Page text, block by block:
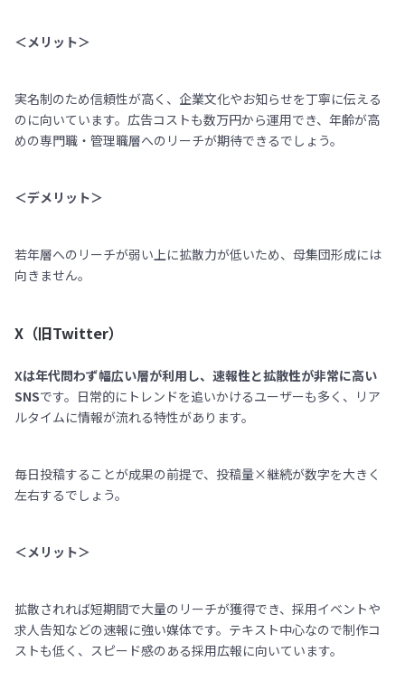
＜メリット＞
実名制のため信頼性が高く、企業文化やお知らせを丁寧に伝える
のに向いています。広告コストも数万円から運用でき、年齢が高
めの専門職・管理職層へのリーチが期待できるでしょう。
＜デメリット＞
若年層へのリーチが弱い上に拡散力が低いため、母集団形成には
向きません。
X（旧Twitter）
Xは年代問わず幅広い層が利用し、速報性と拡散性が非常に高い
SNSです。日常的にトレンドを追いかけるユーザーも多く、リア
ルタイムに情報が流れる特性があります。
毎日投稿することが成果の前提で、投稿量×継続が数字を大きく
左右するでしょう。
＜メリット＞
拡散されれば短期間で大量のリーチが獲得でき、採用イベントや
求人告知などの速報に強い媒体です。テキスト中心なので制作コ
ストも低く、スピード感のある採用広報に向いています。